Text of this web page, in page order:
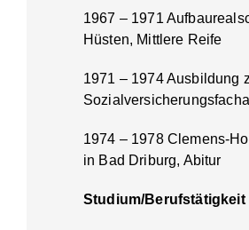
1967 – 1971
Hüsten, Mittlere Reife
1971 – 1974 Ausbildung
1974 – 1978 Clemens-
in Bad Driburg, Abitur
Studium/Berufstätigkeit